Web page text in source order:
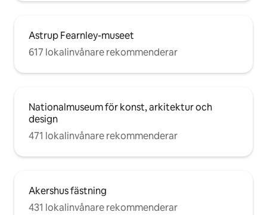
Astrup Fearnley-museet
617 lokalinvånare rekommenderar
Nationalmuseum för konst, arkitektur och
design
471 lokalinvånare rekommenderar
Akershus fästning
431 lokalinvånare rekommenderar